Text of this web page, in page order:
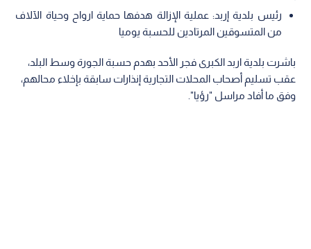
رئيس بلدية إربد: عملية الإزالة هدفها حماية ارواح وحياة الآلاف
من المتسوقين المرتادين للحسبة يوميا
باشرت بلدية اربد الكبرى فجر الأحد بهدم حسبة الجورة وسط البلد،
عقب تسليم أصحاب المحلات التجارية إنذارات سابقة بإخلاء محالهم،
وفق ما أفاد مراسل "رؤيا".